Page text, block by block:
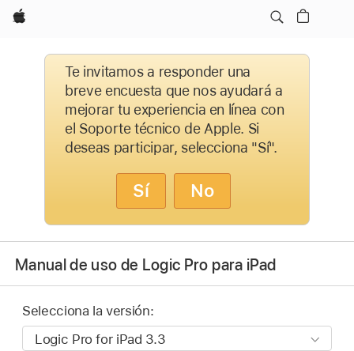
Apple
Te invitamos a responder una
breve encuesta que nos ayudará a
mejorar tu experiencia en línea con
el Soporte técnico de Apple. Si
deseas participar, selecciona "Sí".
Sí No
Manual de uso de Logic Pro para iPad
Selecciona la versión: